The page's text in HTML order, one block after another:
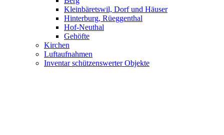
Kleinbäretswil, Dorf und Häuser
Hinterburg, Rüeggenthal
Hof-Neuthal
Gehöfte
Kirchen
Luftaufnahmen
Inventar schützenswerter Objekte